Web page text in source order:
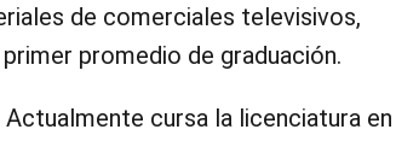
de comerciales televisivos,
promedio de graduación.
cursa la licenciatura en